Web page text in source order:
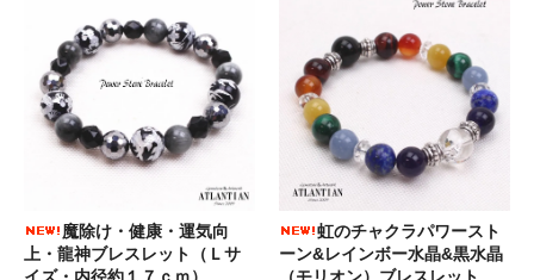
魔除け・健康・運気向
上・龍神ブレスレット（Ｌサ
イズ・内径約１７ｃｍ）
虹のチャクラパワースト
ーン&レインボー水晶&黒水晶